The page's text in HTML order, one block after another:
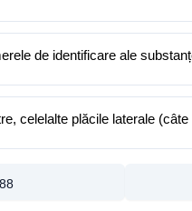
de identificare ale
celelalte plăcile laterale